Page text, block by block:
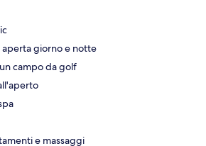
aperta giorno e notte
campo da golf
e massaggi